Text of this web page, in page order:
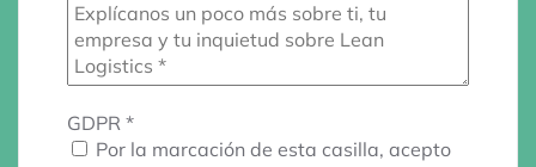
GDPR *
Por la marcación de esta casilla, acepto